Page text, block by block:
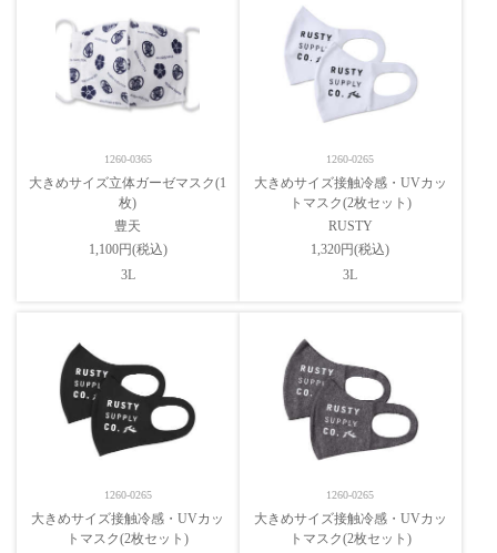
1260-0365
大きめサイズ立体ガーゼマスク(1
枚)
豊天
1,100円(税込)
3L
1260-0265
大きめサイズ接触冷感・UVカッ
トマスク(2枚セット)
RUSTY
1,320円(税込)
3L
1260-0265
大きめサイズ接触冷感・UVカッ
トマスク(2枚セット)
1260-0265
大きめサイズ接触冷感・UVカッ
トマスク(2枚セット)